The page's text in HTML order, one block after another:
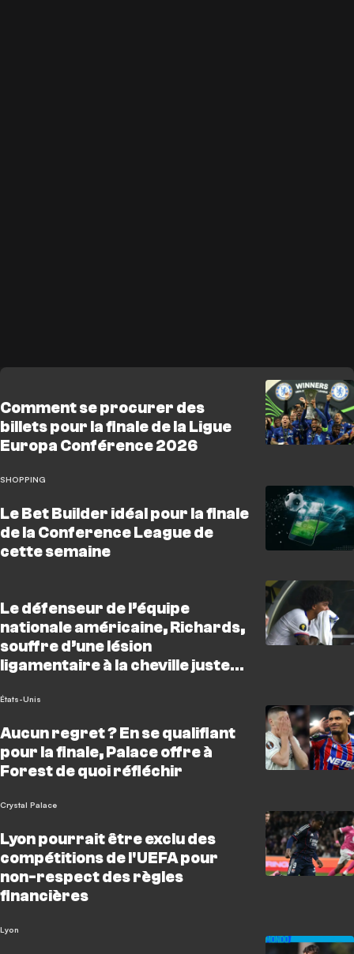
Comment se procurer des
billets pour la finale de la Ligue
Europa Conférence 2026
SHOPPING
Le Bet Builder idéal pour la finale
de la Conference League de
cette semaine
Le défenseur de l’équipe
nationale américaine, Richards,
souffre d’une lésion
ligamentaire à la cheville juste
États-Unis
Aucun regret ? En se qualifiant
pour la finale, Palace offre à
Forest de quoi réfléchir
Crystal Palace
Lyon pourrait être exclu des
compétitions de l'UEFA pour
non-respect des règles
financières
Lyon